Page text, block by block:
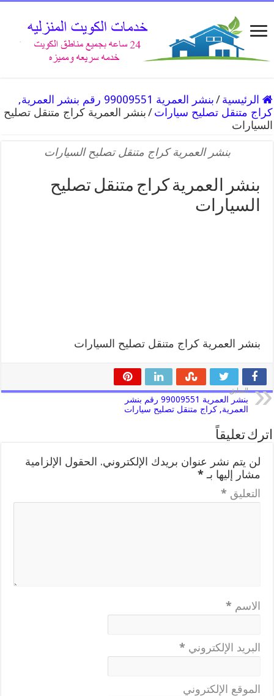
الرئيسية /
بنشر العمرية 99009551 رقم بنشر العمرية,
كراج متنقل تصليح سيارات /بنشر العمرية كراج متنقل تصليح
السيارات
بنشر العمرية كراج متنقل تصليح السيارات
بنشر العمرية كراج متنقل تصليح
السيارات
بنشر العمرية كراج متنقل تصليح السيارات
السابق
بنشر العمرية 99009551 رقم بنشر
العمرية, كراج متنقل تصليح سيارات
اترك تعليقاً
لن يتم نشر عنوان بريدك الإلكتروني. الحقول الإلزامية
مشار إليها بـ*
التعليق *
الاسم *
البريد الإلكتروني *
الموقع الإلكتروني